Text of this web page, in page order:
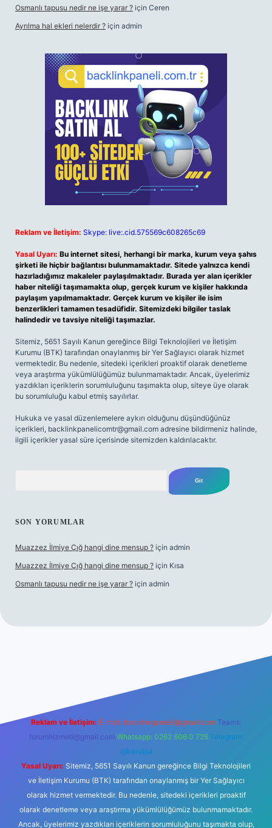
Osmanlı tapusu nedir ne işe yarar ? için Ceren
Ayrılma hal ekleri nelerdir ? için admin
Reklam ve İletişim: Skype: live:.cid.575569c608265c69
Yasal Uyarı: Bu internet sitesi, herhangi bir marka, kurum veya şahıs
şirketi ile hiçbir bağlantısı bulunmamaktadır. Sitede yalnızca kendi
hazırladığımız makaleler paylaşılmaktadır. Burada yer alan içerikler
haber niteliği taşımamakta olup, gerçek kurum ve kişiler hakkında
paylaşım yapılmamaktadır. Gerçek kurum ve kişiler ile isim
benzerlikleri tamamen tesadüfidir. Sitemizdeki bilgiler taslak
halindedir ve tavsiye niteliği taşımazlar.
Sitemiz, 5651 Sayılı Kanun gereğince Bilgi Teknolojileri ve İletişim
Kurumu (BTK) tarafından onaylanmış bir Yer Sağlayıcı olarak hizmet
vermektedir. Bu nedenle, sitedeki içerikleri proaktif olarak denetleme
veya araştırma yükümlülüğümüz bulunmamaktadır. Ancak, üyelerimiz
yazdıkları içeriklerin sorumluluğunu taşımakta olup, siteye üye olarak
bu sorumluluğu kabul etmiş sayılırlar.
Hukuka ve yasal düzenlemelere aykırı olduğunu düşündüğünüz
içerikleri, backlinkpanelicomtr@gmail.com adresine bildirmeniz halinde,
ilgili içerikler yasal süre içerisinde sitemizden kaldırılacaktır.
SON YORUMLAR
Muazzez İlmiye Çığ hangi dine mensup ? için admin
Muazzez İlmiye Çığ hangi dine mensup ? için Kısa
Osmanlı tapusu nedir ne işe yarar ? için admin
m elexbet
Reklam ve İletişim: E-mail: backlinkpaneli@gmail.com Teams:
forumhizmeti@gmail.com Whatsapp: 0262 606 0 726 Telegram:
@karabul
Yasal Uyarı: Sitemiz, 5651 Sayılı Kanun gereğince Bilgi Teknolojileri
ve İletişim Kurumu (BTK) tarafından onaylanmış bir Yer Sağlayıcı
olarak hizmet vermektedir. Bu nedenle, sitedeki içerikleri proaktif
olarak denetleme veya araştırma yükümlülüğümüz bulunmamaktadır.
Ancak, üyelerimiz yazdıkları içeriklerin sorumluluğunu taşımakta olup,